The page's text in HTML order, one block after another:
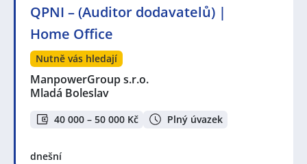
QPNI – (Auditor dodavatelů) |
Home Office
Nutně vás hledají
ManpowerGroup s.r.o.
Mladá Boleslav
40 000 – 50 000 Kč Plný úvazek
dnešní